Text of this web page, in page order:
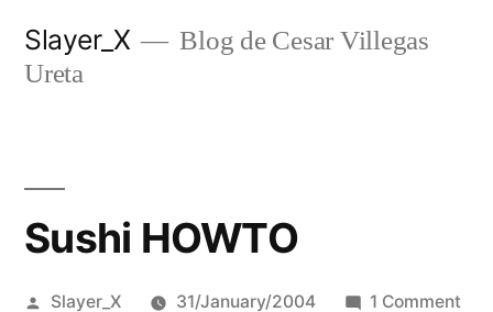
Slayer_X
Blog de Cesar Villegas
Ureta
Sushi HOWTO
Posted
Slayer_X 31/January/2004 1 Comment